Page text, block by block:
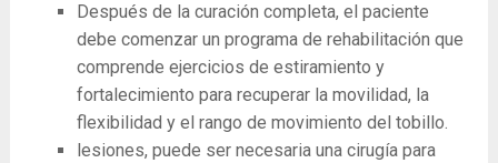
Después de la curación completa, el paciente
debe comenzar un programa de rehabilitación que
comprende ejercicios de estiramiento y
fortalecimiento para recuperar la movilidad, la
flexibilidad y el rango de movimiento del tobillo.
lesiones, puede ser necesaria una cirugía para